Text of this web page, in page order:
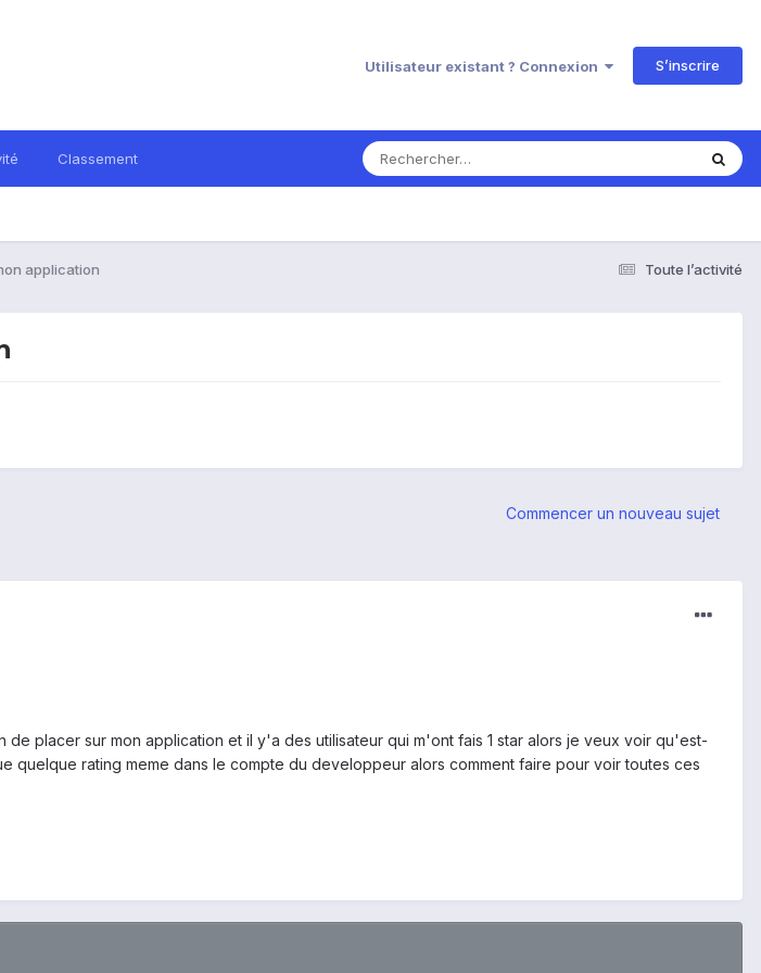
Utilisateur existant ? Connexion S’inscrire
Classement
Toute l’activité
application
Commencer un nouveau sujet
placer sur mon application et il y'a des utilisateur qui m'ont fais 1 star alors je veux voir qu'est-
quelque rating meme dans le compte du developpeur alors comment faire pour voir toutes ces